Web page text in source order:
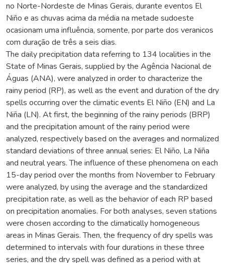
no Norte-Nordeste de Minas Gerais, durante eventos El
Niño e as chuvas acima da média na metade sudoeste
ocasionam uma influência, somente, por parte dos veranicos
com duração de três a seis dias.
The daily precipitation data referring to 134 localities in the
State of Minas Gerais, supplied by the Agência Nacional de
Águas (ANA), were analyzed in order to characterize the
rainy period (RP), as well as the event and duration of the dry
spells occurring over the climatic events El Niño (EN) and La
Niña (LN). At first, the beginning of the rainy periods (BRP)
and the precipitation amount of the rainy period were
analyzed, respectively based on the averages and normalized
standard deviations of three annual series: El Niño, La Niña
and neutral years. The influence of these phenomena on each
15-day period over the months from November to February
were analyzed, by using the average and the standardized
precipitation rate, as well as the behavior of each RP based
on precipitation anomalies. For both analyses, seven stations
were chosen according to the climatically homogeneous
areas in Minas Gerais. Then, the frequency of dry spells was
determined to intervals with four durations in these three
series, and the dry spell was defined as a period with at